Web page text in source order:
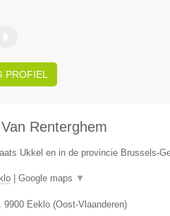
PROFIEL
Renterghem
Ukkel en in de provincie Brussels-
| Google maps ▼
9900 Eeklo(Oost-Vlaanderen)